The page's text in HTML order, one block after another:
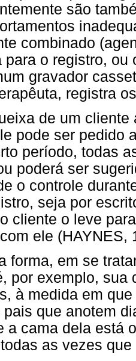
são
combinado
para o registro,
gravador
registra
de um
pode ser pedido
período, todas
poderá ser
o controle
seja por
cliente o leve
ele (HAYNES,
forma, em se
por exemplo, sua
à medida em
pais que anotem
a cama dela está
as vezes